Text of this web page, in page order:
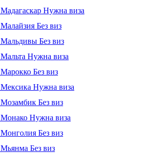
Мадагаскар Нужна виза
Малайзия Без виз
Мальдивы Без виз
Мальта Нужна виза
Марокко Без виз
Мексика Нужна виза
Мозамбик Без виз
Монако Нужна виза
Монголия Без виз
Мьянма Без виз